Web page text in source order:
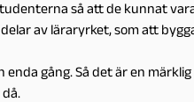
så att de kunnat
av läraryrket, som att
gång. Så det är en